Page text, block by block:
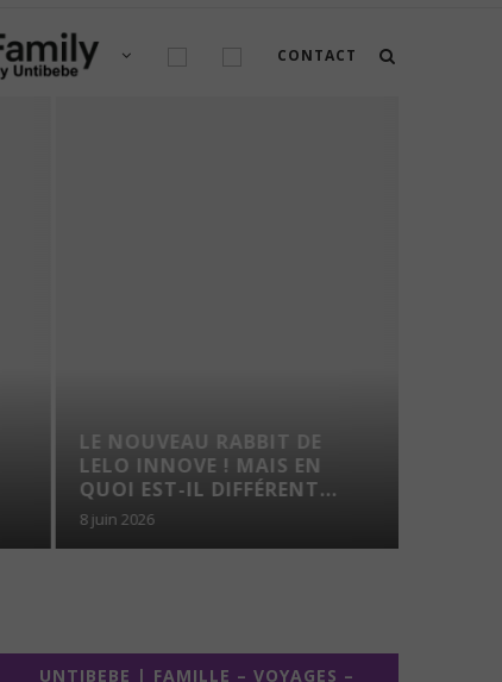
CONTACT
LE NOUVEAU RABBIT DE
LELO INNOVE ! MAIS EN
QUOI EST-IL DIFFÉRENT...
8 juin 2026
UNTIBEBE | FAMILLE – VOYAGES –